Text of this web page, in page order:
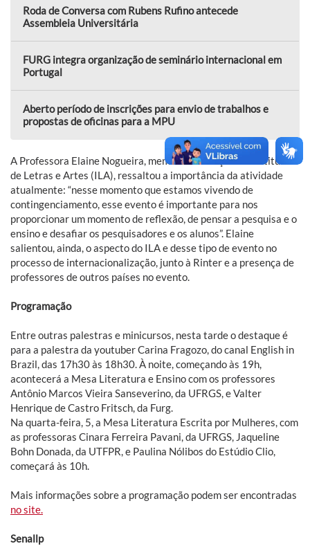
Roda de Conversa com Rubens Rufino antecede
Assembleia Universitária
FURG integra organização de seminário internacional em
Portugal
Aberto período de inscrições para envio de trabalhos e
propostas de oficinas para a MPU
A Professora Elaine Nogueira, membro da direção do Instituto
de Letras e Artes (ILA), ressaltou a importância da atividade
atualmente: “nesse momento que estamos vivendo de
contingenciamento, esse evento é importante para nos
proporcionar um momento de reflexão, de pensar a pesquisa e o
ensino e desafiar os pesquisadores e os alunos”. Elaine
salientou, ainda, o aspecto do ILA e desse tipo de evento no
processo de internacionalização, junto à Rinter e a presença de
professores de outros países no evento.
Programação
Entre outras palestras e minicursos, nesta tarde o destaque é
para a palestra da youtuber Carina Fragozo, do canal English in
Brazil, das 17h30 às 18h30. À noite, começando às 19h,
acontecerá a Mesa Literatura e Ensino com os professores
Antônio Marcos Vieira Sanseverino, da UFRGS, e Valter
Henrique de Castro Fritsch, da Furg.
Na quarta-feira, 5, a Mesa Literatura Escrita por Mulheres, com
as professoras Cinara Ferreira Pavani, da UFRGS, Jaqueline
Bohn Donada, da UTFPR, e Paulina Nólibos do Estúdio Clio,
começará às 10h.
Mais informações sobre a programação podem ser encontradas
no site.
Senallp